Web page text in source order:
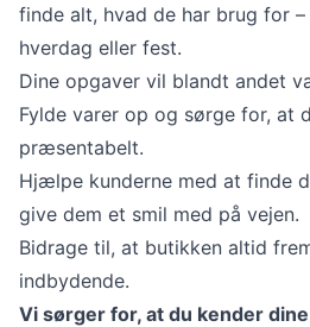
finde alt, hvad de har brug for
hverdag eller fest.
Dine opgaver vil blandt andet
Fylde varer op og sørge for, at
præsentabelt.
Hjælpe kunderne med at finde
give dem et smil med på vejen.
Bidrage til, at butikken altid
indbydende.
Vi sørger for, at du kender